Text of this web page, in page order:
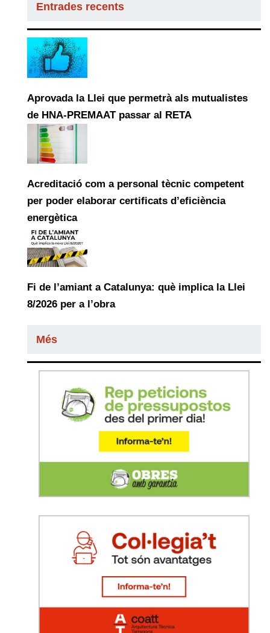
Entrades recents
Aprovada la Llei que permetrà als mutualistes
de HNA-PREMAAT passar al RETA
Acreditació com a personal tècnic competent
per poder elaborar certificats d’eficiència
energètica
Fi de l’amiant a Catalunya: què implica la Llei
8/2026 per a l’obra
Més